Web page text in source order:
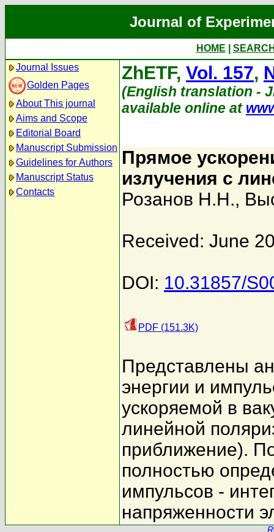
Journal of
HOME
Journal Issues
Golden Pages
About This journal
Aims and Scope
Editorial Board
Manuscript Submission
Guidelines for Authors
Manuscript Status
Contacts
ZhETF, Vol. 157,
(English translation -
available online at
Прямое
излучения с
Розанов Н.Н.,
Received: June
DOI: 10.31857/
PDF (151.3K)
Представлены
энергии и
ускоряемой в
линейной
приближение).
полностью
импульсов -
напряженности